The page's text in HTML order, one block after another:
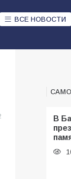
ВСЕ НОВОСТИ
В